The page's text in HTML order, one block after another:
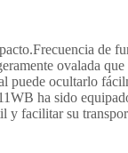
de
ovalada
ocultarlo
ha sido
y facilitar su